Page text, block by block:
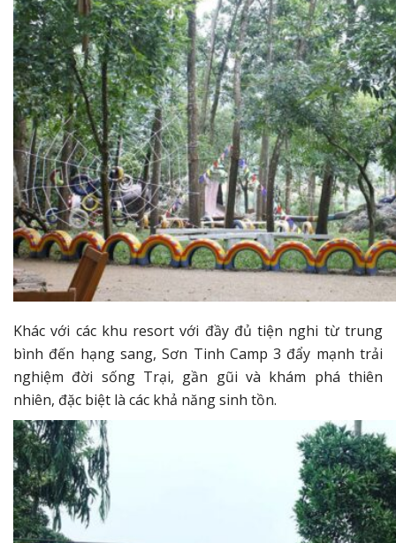
Khác với các khu resort với đầy đủ tiện nghi từ trung
bình đến hạng sang, Sơn Tinh Camp 3 đẩy mạnh trải
nghiệm đời sống Trại, gần gũi và khám phá thiên
nhiên, đặc biệt là các khả năng sinh tồn.